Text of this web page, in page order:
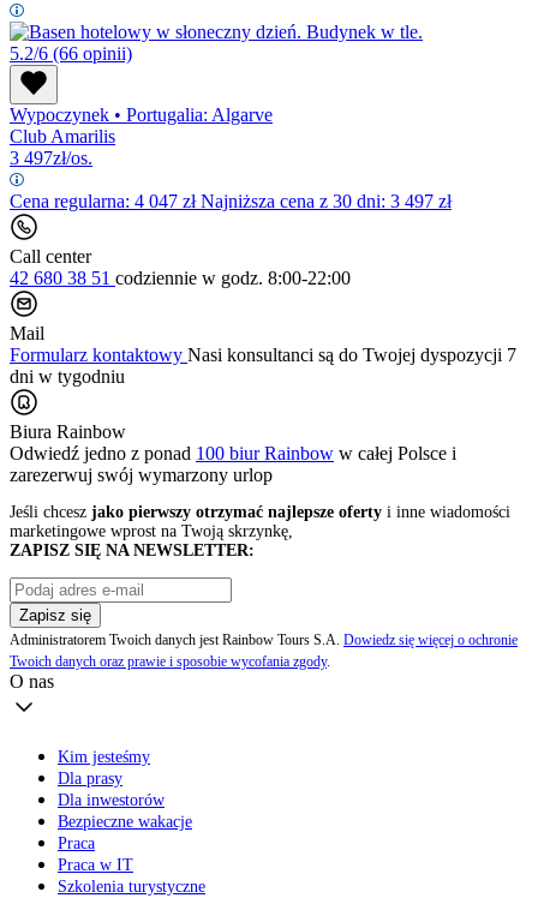
5.2/6 (66 opinii)
Wypoczynek • Portugalia: Algarve
Club Amarilis
3 497zł/os.
Cena regularna: 4 047 złNajniższa cena z 30 dni: 3 497 zł
Call center
42 680 38 51 codziennie w godz. 8:00-22:00
Mail
Formularz kontaktowy Nasi konsultanci są do Twojej dyspozycji 7
dni w tygodniu
Biura Rainbow
Odwiedź jedno z ponad 100 biur Rainbow w całej Polsce i
zarezerwuj swój wymarzony urlop
Jeśli chcesz jako pierwszy otrzymać najlepsze oferty i inne wiadomości
marketingowe wprost na Twoją skrzynkę,
ZAPISZ SIĘ NA NEWSLETTER:
Zapisz się
Administratorem Twoich danych jest Rainbow Tours S.A. Dowiedz się więcej o ochronie
Twoich danych oraz prawie i sposobie wycofania zgody.
O nas
Kim jesteśmy
Dla prasy
Dla inwestorów
Bezpieczne wakacje
Praca
Praca w IT
Szkolenia turystyczne